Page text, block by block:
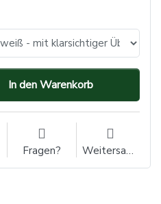
In den Warenkorb
Fragen? Weitersagen